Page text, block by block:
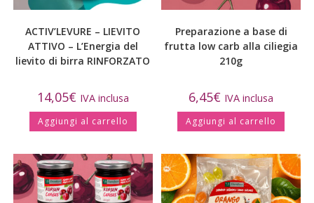
ACTIV’LEVURE – LIEVITO
ATTIVO – L’Energia del
lievito di birra RINFORZATO
14,05€ IVA inclusa
Aggiungi al carrello
Preparazione a base di
frutta low carb alla ciliegia
210g
6,45€ IVA inclusa
Aggiungi al carrello